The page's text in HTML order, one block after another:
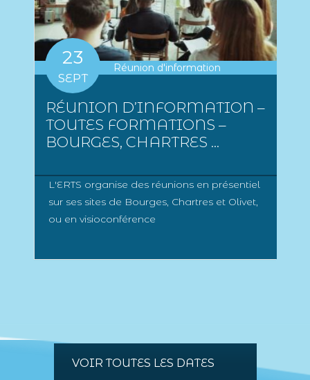
23
SEPT
Réunion d'information
RÉUNION D’INFORMATION –
TOUTES FORMATIONS –
BOURGES, CHARTRES ...
L'ERTS organise des réunions en présentiel
sur ses sites de Bourges, Chartres et Olivet,
ou en visioconférence
VOIR TOUTES LES DATES